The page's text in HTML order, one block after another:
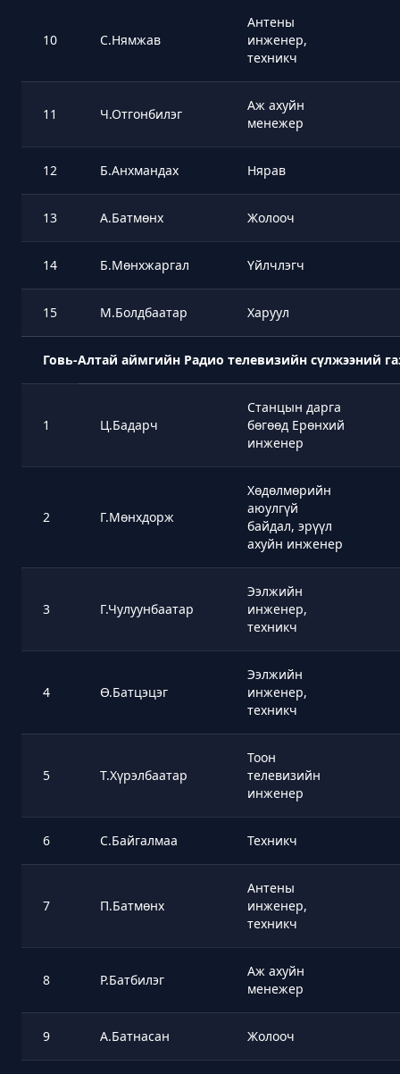
10 С.Нямжав
Антены
инженер,
техникч
11 Ч.Отгонбилэг
Аж ахуйн
менежер
12 Б.Анхмандах Нярав
13 А.Батмөнх Жолооч
14 Б.Мөнхжаргал Үйлчлэгч
15 М.Болдбаатар Харуул
Говь-Алтай аймгийн Радио телевизийн сүлжээний
1 Ц.Бадарч
Станцын дарга
бөгөөд Ерөнхий
инженер
2 Г.Мөнхдорж
Хөдөлмөрийн
аюулгүй
байдал, эрүүл
ахуйн инженер
3 Г.Чулуунбаатар
Ээлжийн
инженер,
техникч
4 Ө.Батцэцэг
Ээлжийн
инженер,
техникч
5 Т.Хүрэлбаатар
Тоон
телевизийн
инженер
6 С.Байгалмаа Техникч
7 П.Батмөнх
Антены
инженер,
техникч
8 Р.Батбилэг
Аж ахуйн
менежер
9 А.Батнасан Жолооч